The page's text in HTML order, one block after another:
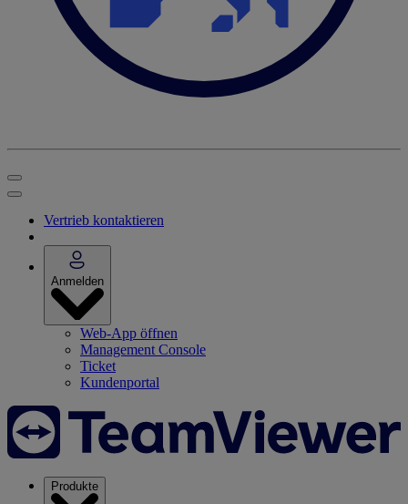
Vertrieb kontaktieren
Anmelden
Web-App öffnen
Management Console
Ticket
Kundenportal
Produkte